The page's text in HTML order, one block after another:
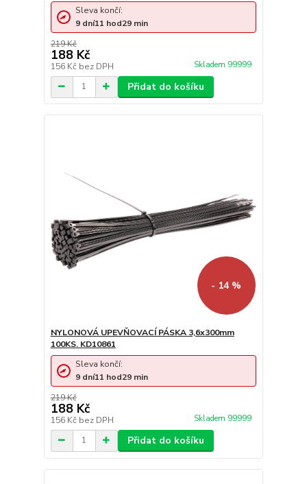
219 Kč
188 Kč
156 Kč bez DPH Skladem 99999
Sleva končí:
9 dní11 hod29 min
Přidat do košíku
- 14 %
NYLONOVÁ UPEVŇOVACÍ PÁSKA 3,6x300mm
100KS. KD10861
219 Kč
188 Kč
156 Kč bez DPH Skladem 99999
Sleva končí:
9 dní11 hod29 min
Přidat do košíku